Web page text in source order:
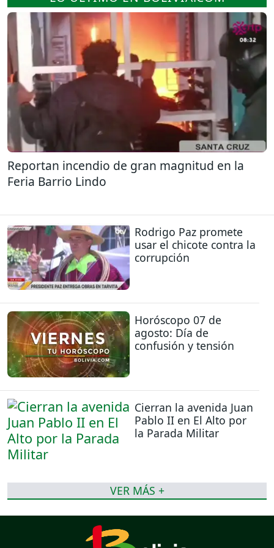
Reportan incendio de gran magnitud en la
Feria Barrio Lindo
Rodrigo Paz promete
usar el chicote contra la
corrupción
Horóscopo 07 de
agosto: Día de
confusión y tensión
Cierran la avenida Juan
Pablo II en El Alto por
la Parada Militar
VER MÁS +